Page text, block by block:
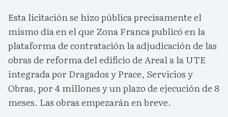
Esta licitación se hizo pública precisamente el
mismo día en el que Zona Franca publicó en la
plataforma de contratación la adjudicación de las
obras de reforma del edificio de Areal a la UTE
integrada por Dragados y Prace, Servicios y
Obras, por 4 millones y un plazo de ejecución de 8
meses. Las obras empezarán en breve.